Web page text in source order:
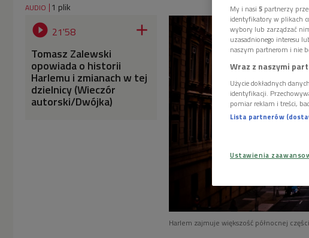
AUDIO 1 plik
 21'58 
Tomasz Zalewski
opowiada o historii
Harlemu i zmianach w tej
dzielnicy (Wieczór
autorski/Dwójka)
Harlem zajmuje większość północnej
My i nasi 5 partnerzy
identyfikatory w plikach
wybory lub zarządzać
uzasadnionego interesu
naszym partnerom i nie
Wraz z naszymi
Użycie dokładnych
identyfikacji.
pomiar reklam i treści,
Lista partnerów
Ustawienia